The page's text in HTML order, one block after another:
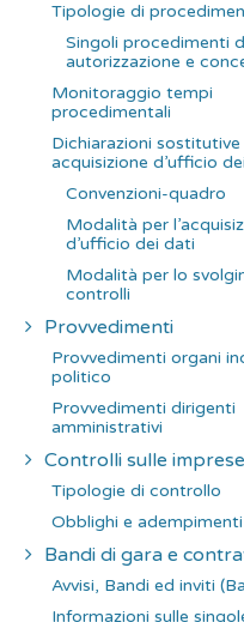
Tipologie di
Singoli procedimenti
autorizzazione e
Monitoraggio tempi
procedimentali
Dichiarazioni sostitutive
acquisizione d’ufficio
Convenzioni-quadro
Modalità per
d’ufficio dei dati
Modalità per lo
controlli
Provvedimenti
Provvedimenti organi
politico
Provvedimenti dirigenti
amministrativi
Controlli sulle imprese
Tipologie di controllo
Obblighi e adempimenti
Bandi di gara e
Avvisi, Bandi ed inviti
Informazioni sulle